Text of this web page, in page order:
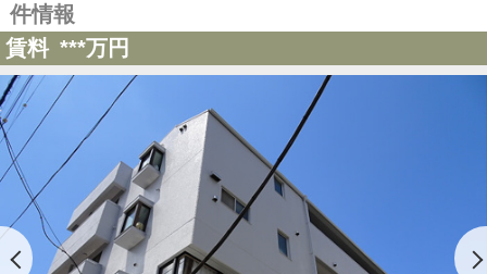
件情報
賃料 ***万円